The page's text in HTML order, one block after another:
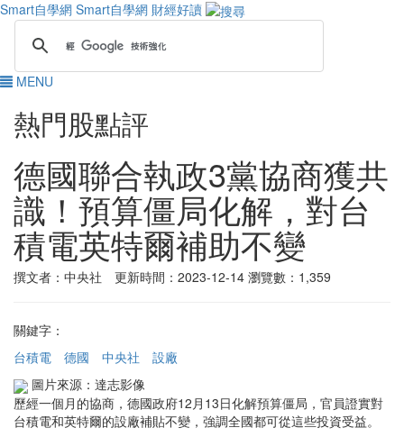
Smart自學網 Smart自學網 財經好讀
MENU
熱門股點評
德國聯合執政3黨協商獲共
識！預算僵局化解，對台
積電英特爾補助不變
撰文者：中央社 更新時間：2023-12-14 瀏覽數：1,359
關鍵字：
台積電
德國 中央社
設廠
圖片來源：達志影像
歷經一個月的協商，德國政府12月13日化解預算僵局，官員證實對
台積電和英特爾的設廠補貼不變，強調全國都可從這些投資受益。